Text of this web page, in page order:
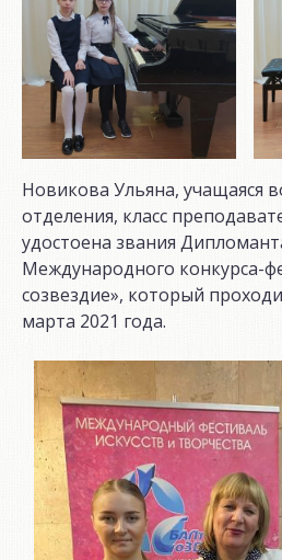
Новикова Ульяна, учащаяся
отделения, класс
удостоена звания
Международного конкурса-
созвездие», который
марта 2021 года.